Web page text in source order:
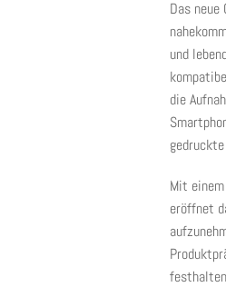
Das
und
die
Mit
eröffnet